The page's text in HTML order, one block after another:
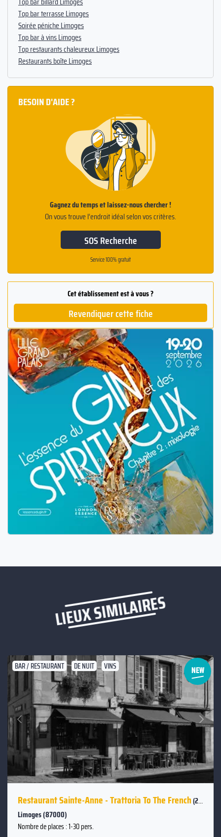
Top bar terrasse Limoges
Soirée péniche Limoges
Top bar à vins Limoges
Top restaurants chaleureux Limoges
Restaurants boîte Limoges
BESOIN D'AIDE ?
Gagnez du temps et laissez-nous chercher !
On vous trouve l’endroit idéal selon vos critères.
SOS Recherche
Service 100% gratuit
Cet établissement est à vous ?
Revendiquer cette fiche
LIEUX SIMILAIRES
BAR / RESTAURANT DE NUIT VINS
Précédent
Suivant
Restaurant Sainte-Anne - Trattoria To The French(2.7km)
Limoges (87000)
Nombre de places : 1-30 pers.